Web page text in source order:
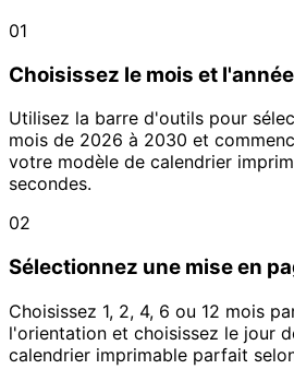
01
Choisissez le mois et l'année
Utilisez la barre d'outils pour
mois de 2026 à 2030 et
votre modèle de calendrier
secondes.
02
Sélectionnez une mise en
Choisissez 1, 2, 4, 6 ou 12 mois
l'orientation et choisissez le jour
calendrier imprimable parfait